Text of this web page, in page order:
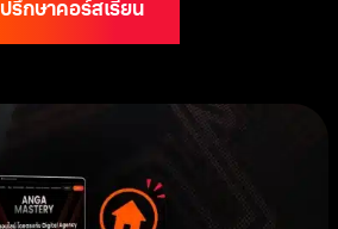
ปรึกษาคอร์สเรียน